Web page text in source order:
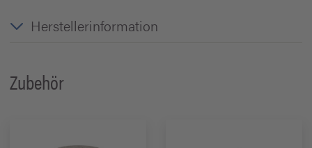
Herstellerinformation
Zubehör